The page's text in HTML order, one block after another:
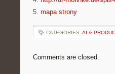
5. mapa strony
CATEGORIES: AI &
Comments are closed.